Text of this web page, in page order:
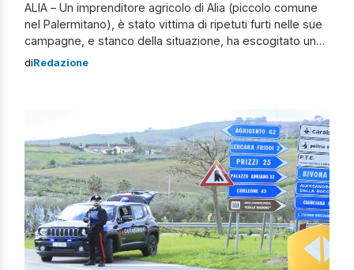
ALIA – Un imprenditore agricolo di Alia (piccolo comune
nel Palermitano), è stato vittima di ripetuti furti nelle sue
campagne, e stanco della situazione, ha escogitato un
piano ingegnoso per recuperare le sue balle diciotto
diRedazione